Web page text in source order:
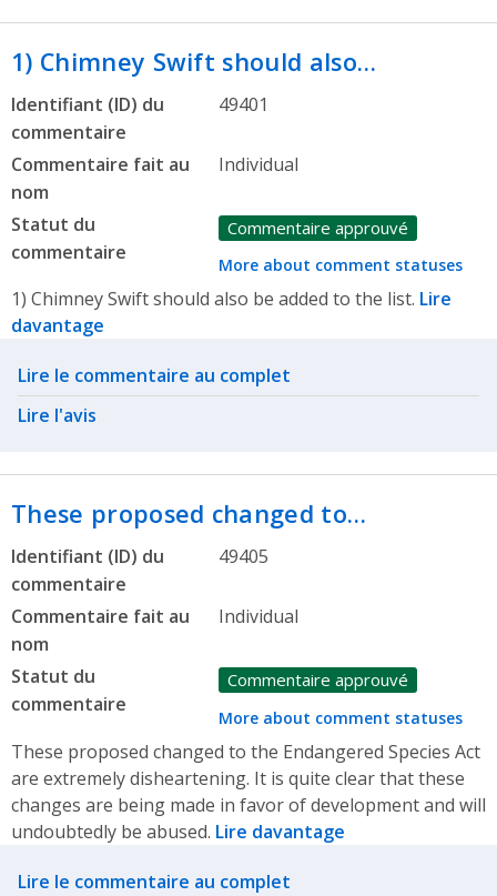
1) Chimney Swift should also…
Identifiant (ID) du
commentaire
49401
Commentaire fait au
nom
Individual
Statut du
commentaire
Commentaire approuvé
More about comment statuses
1) Chimney Swift should also be added to the list. Lire
davantage
Related actions
Lire le commentaire au complet
Lire l'avis
These proposed changed to…
Identifiant (ID) du
commentaire
49405
Commentaire fait au
nom
Individual
Statut du
commentaire
Commentaire approuvé
More about comment statuses
These proposed changed to the Endangered Species Act
are extremely disheartening. It is quite clear that these
changes are being made in favor of development and will
undoubtedly be abused. Lire davantage
Related actions
Lire le commentaire au complet